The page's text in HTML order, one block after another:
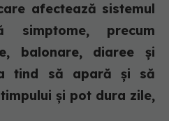
afectează sistemul
simptome, precum
balonare, diaree și
tind să apară și să
și pot dura zile,